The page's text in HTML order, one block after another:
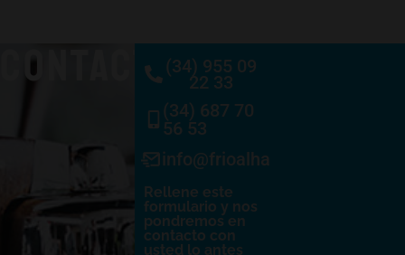
CONTACTO(34) 955 09
22 33
(34) 687 70
56 53
info@frioalhambra.com
Rellene este
formulario y nos
pondremos en
contacto con
usted lo antes